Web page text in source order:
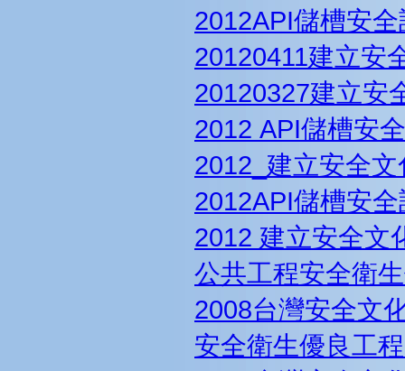
2012API儲槽安
20120411建立安
20120327建立安
2012 API儲槽安
2012_建立安全
2012API儲槽安
2012 建立安全文
公共工程安全衛
2008台灣安全文
安全衛生優良工